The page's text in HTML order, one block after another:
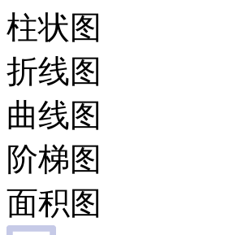
柱状图
折线图
曲线图
阶梯图
面积图